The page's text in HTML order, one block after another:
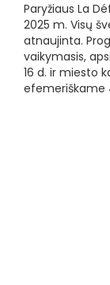
Paryžiaus La
2025 m. Visų
atnaujinta.
vaikymasis,
16 d. ir miesto
efemeriškame